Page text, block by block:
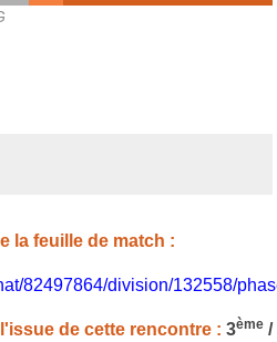
la feuille de match :
82497864/division/132558/
de cette rencontre : 3ème /